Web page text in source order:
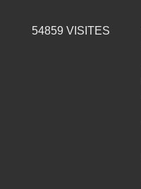
54859 VISITES